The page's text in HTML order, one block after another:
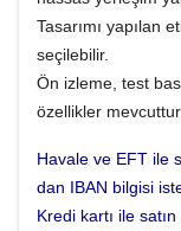
Tasarımı yapılan
seçilebilir.
Ön izleme, test
özellikler mevcuttur.
Havale ve EFT ile
dan IBAN bilgisi
Kredi kartı ile satın